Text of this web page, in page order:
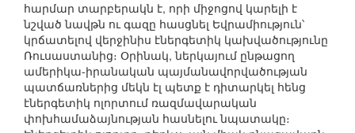
հարմար տարբերակն է, որի միջոցով կարելի է
նշված նավթն ու գազը հասցնել Եվրամիություն՝
կրճատելով վերջինիս էներգետիկ կախվածությունը
Ռուսաստանից։ Օրինակ, ներկայում ընթացող
ամերիկա-իրանական պայմանավորվածության
պատճառներից մեկն էլ պետք է դիտարկել հենց
էներգետիկ ոլորտում ռազմավարական
փոխհամաձայնության հասնելու նպատակը։